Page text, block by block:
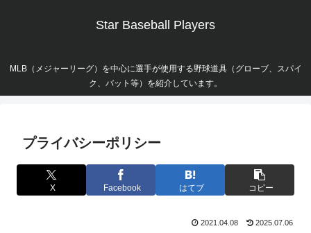
Star Baseball Players
MLB（メジャーリーグ）を中心に選手が使用する野球道具（グローブ、スパイ
ク、バット等）を紹介しています。
プライバシーポリシー
X Facebook はてブ コピー
2021.04.08 2025.07.06